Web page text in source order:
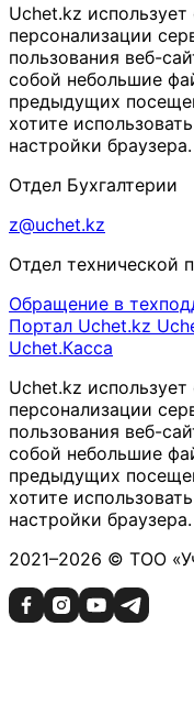
Uchet.kz
персонализации
пользования веб-
собой небольшие
предыдущих
хотите
настройки браузера.
Отдел Бухгалтерии
z@uchet.kz
Отдел технической
Обращение в
Портал Uchet.kz
Uchet.Касса
Uchet.kz
персонализации
пользования веб-
собой небольшие
предыдущих
хотите
настройки браузера.
2021–2026 © ТОО